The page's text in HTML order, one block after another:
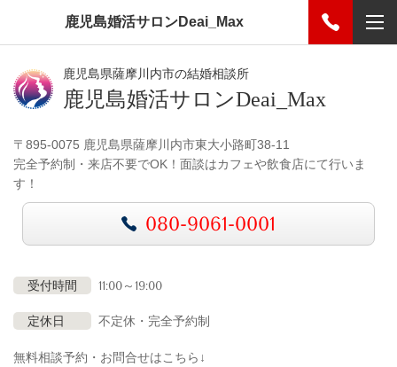
鹿児島婚活サロンDeai_Max
鹿児島県薩摩川内市の結婚相談所
鹿児島婚活サロンDeai_Max
〒895-0075 鹿児島県薩摩川内市東大小路町38-11
完全予約制・来店不要でOK！面談はカフェや飲食店にて行いま
す！
080-9061-0001
受付時間 11:00～19:00
定休日 不定休・完全予約制
無料相談予約・お問合せはこちら↓